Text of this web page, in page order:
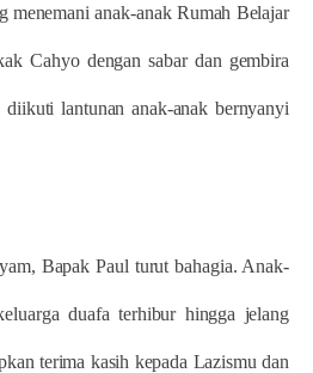
menemani anak-anak Rumah Belajar
Cahyo dengan sabar dan gembira
diikuti lantunan anak-anak bernyanyi
Bapak Paul turut bahagia. Anak-
duafa terhibur hingga jelang
terima kasih kepada Lazismu dan